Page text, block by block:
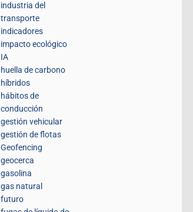
industria del
transporte
indicadores
impacto ecológico
IA
huella de carbono
híbridos
hábitos de
conducción
gestión vehicular
gestión de flotas
Geofencing
geocerca
gasolina
gas natural
futuro